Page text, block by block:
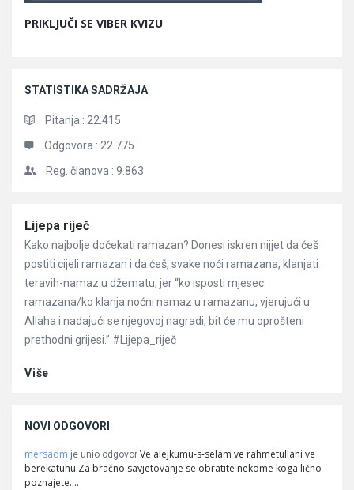
PRIKLJUČI SE VIBER KVIZU
STATISTIKA SADRŽAJA
Pitanja : 22.415
Odgovora : 22.775
Reg. članova : 9.863
Članci
Lijepa riječ
Kako najbolje dočekati ramazan? Donesi iskren nijjet da ćeš
postiti cijeli ramazan i da ćeš, svake noći ramazana, klanjati
teravih-namaz u džematu, jer “ko isposti mjesec
ramazana/ko klanja noćni namaz u ramazanu, vjerujući u
Allaha i nadajući se njegovoj nagradi, bit će mu oprošteni
prethodni grijesi.” #Lijepa_riječ
Više
NOVI ODGOVORI
mersadm je unio odgovor Ve alejkumu-s-selam ve rahmetullahi ve
berekatuhu Za bračno savjetovanje se obratite nekome koga lično
poznajete.…